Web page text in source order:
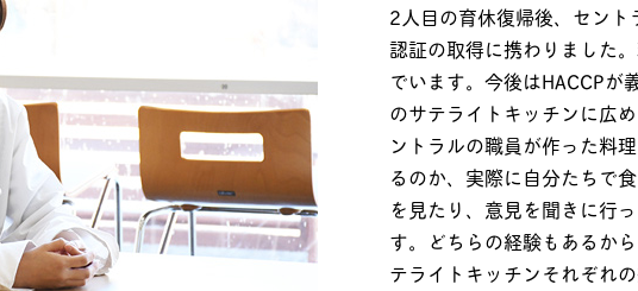
2人目の育休復帰後、セン
認証の取得に携わりました
でいます。今後はHACCPが
のサテライトキッチンに広
ントラルの職員が作った料
るのか、実際に自分たちで
を見たり、意見を聞きに行
す。どちらの経験もあるか
テライトキッチンそれぞれ